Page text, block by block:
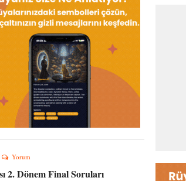
Yorum
2. Dönem Final Soruları